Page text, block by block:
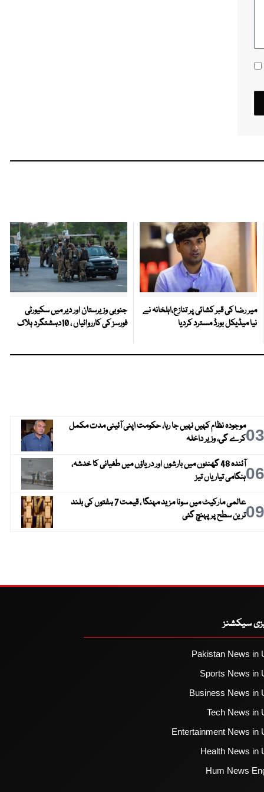
میر رضا کی قبر کشائی پر تنازع،اہلخانہ نے
نیا میڈیکل بورڈ مسترد کردیا
جنوبی وزیرستان اور دیر میں سکیورٹی
فورسز کی کارروائیاں ، 10دہشتگرد ہلاک
03موجودہ نظام کہیں نہیں جا رہا، حکومت اپنی آئینی مدت مکمل
کرے گی، وزیر داخلہ
06
آئندہ 48 گھنٹوں میں بارشوں اور دریاؤں میں طغیانی کا خدشہ،
ہنگامی تیاریاں تیز
09
عالمی مارکیٹ میں سونا مزید مہنگا ، قیمت 7 ہفتوں کی بلند
ترین سطح پر پہنچ گئی
سیکشنز
Pakistan News in
Sports News in
Business News in
Tech News in
Entertainment News in
Health News in
Hum News